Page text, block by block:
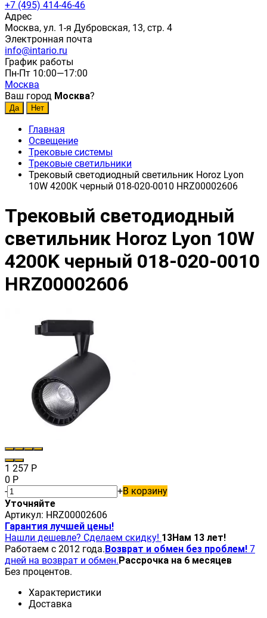
+7 (495) 414-46-46
Адрес
Москва, ул. 1-я Дубровская, 13, стр. 4
Электронная почта
info@intario.ru
График работы
Пн-Пт 10:00—17:00
Москва
Ваш город Москва?
Главная
Освещение
Трековые системы
Трековые светильники
Трековый светодиодный светильник Horoz Lyon
10W 4200K черный 018-020-0010 HRZ00002606
Трековый светодиодный
светильник Horoz Lyon 10W
4200K черный 018-020-0010
HRZ00002606
1 257 Р
0 Р
-
+В корзину
Уточняйте
Артикул: HRZ00002606
Гарантия лучшей цены!
Нашли дешевле? Сделаем скидку! 13Нам 13 лет!
Работаем с 2012 года.Возврат и обмен без проблем! 7
дней на возврат и обмен.Рассрочка на 6 месяцев
Без процентов.
Характеристики
Доставка